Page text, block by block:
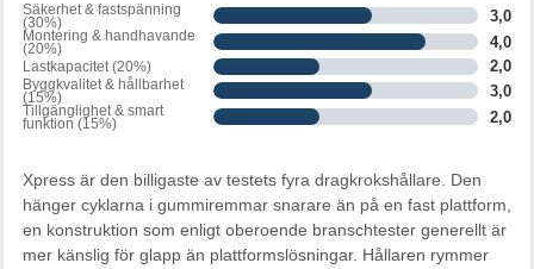
Säkerhet & fastspänning
(30%)
3,0
Montering & handhavande
(20%)
4,0
Lastkapacitet (20%) 2,0
Byggkvalitet & hållbarhet
(15%)
3,0
Tillgänglighet & smart
funktion (15%)
2,0
Xpress är den billigaste av testets fyra dragkrokshållare. Den
hänger cyklarna i gummiremmar snarare än på en fast plattform,
en konstruktion som enligt oberoende branschtester generellt är
mer känslig för glapp än plattformslösningar. Hållaren rymmer